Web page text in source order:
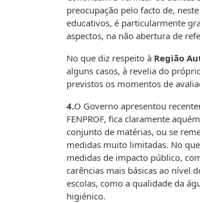
preocupação pelo facto de,
educativos, é particularmente
aspectos, na não abertura de
No que diz respeito à Região
alguns casos, à revelia do
previstos os momentos de
4.O Governo apresentou
FENPROF, fica claramente
conjunto de matérias, ou se
medidas muito limitadas. No
medidas de impacto público,
carências mais básicas ao nível
escolas, como a qualidade da
higiénico.